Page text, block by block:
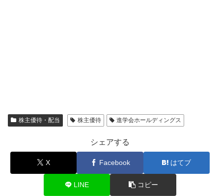
株主優待・配当 株主優待 進学会ホールディングス
シェアする
X Facebook はてブ
LINE コピー